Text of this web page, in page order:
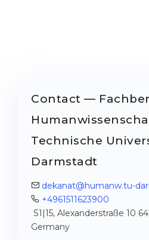
Contact —
Technische
Darmstadt
dekanat@humanw.tu-
+4961511623900
S1|15, Alexanderstraße 10
Germany